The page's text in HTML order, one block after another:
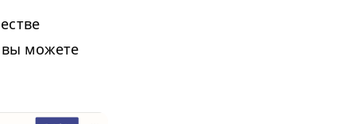
вы можете